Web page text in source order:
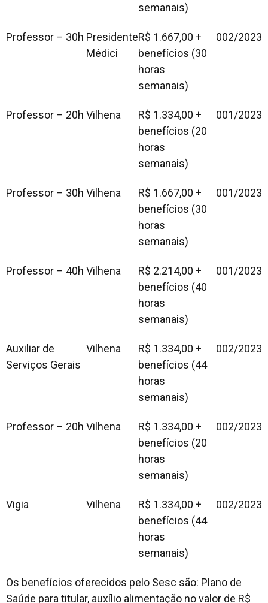
semanais)
Professor – 30h Presidente
Médici
R$ 1.667,00 +
benefícios (30
horas
semanais)
002/2023
Professor – 20h Vilhena
R$ 1.334,00 +
benefícios (20
horas
semanais)
001/2023
Professor – 30h Vilhena
R$ 1.667,00 +
benefícios (30
horas
semanais)
001/2023
Professor – 40h Vilhena
R$ 2.214,00 +
benefícios (40
horas
semanais)
001/2023
Auxiliar de
Serviços Gerais
Vilhena
R$ 1.334,00 +
benefícios (44
horas
semanais)
002/2023
Professor – 20h Vilhena
R$ 1.334,00 +
benefícios (20
horas
semanais)
002/2023
Vigia Vilhena
R$ 1.334,00 +
benefícios (44
horas
semanais)
002/2023
Os benefícios oferecidos pelo Sesc são: Plano de
Saúde para titular, auxílio alimentação no valor de R$